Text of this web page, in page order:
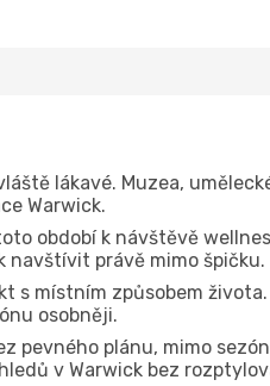
lákavé. Muzea,
Warwick.
období k návštěvě
navštívit právě mimo špičku.
s místním způsobem
osobněji.
pevného plánu, mimo
v Warwick bez